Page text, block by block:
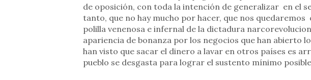
de oposición, con toda la intención de generalizar en el
tanto, que no hay mucho por hacer, que nos
polilla venenosa e infernal de la dictadura
apariencia de bonanza por los negocios que han abierto
han visto que sacar el dinero a lavar en otros países es
pueblo se desgasta para lograr el sustento mínimo